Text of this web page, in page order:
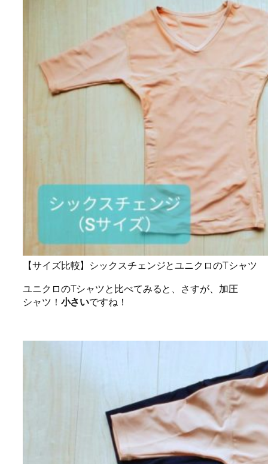
【サイズ比較】シックスチェンジとユニクロのTシャツ
ユニクロのTシャツと比べてみると、さすが、加圧
シャツ！ 小さいですね！